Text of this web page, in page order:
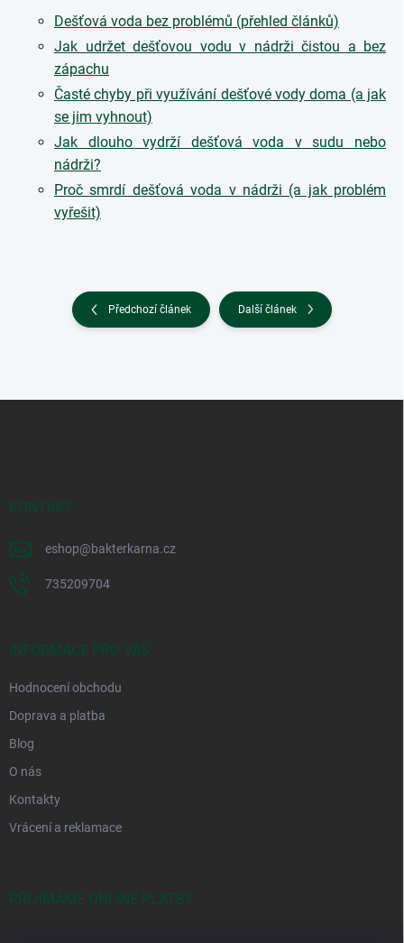
Dešťová voda bez problémů (přehled článků)
Jak udržet dešťovou vodu v nádrži čistou a bez
zápachu
Časté chyby při využívání dešťové vody doma (a jak
se jim vyhnout)
Jak dlouho vydrží dešťová voda v sudu nebo
nádrži?
Proč smrdí dešťová voda v nádrži (a jak problém
vyřešit)
Předchozí článek Další článek
KONTAKT
eshop@bakterkarna.cz
735209704
INFORMACE PRO VÁS
Hodnocení obchodu
Doprava a platba
Blog
O nás
Kontakty
Vrácení a reklamace
PŘIJÍMÁME ONLINE PLATBY